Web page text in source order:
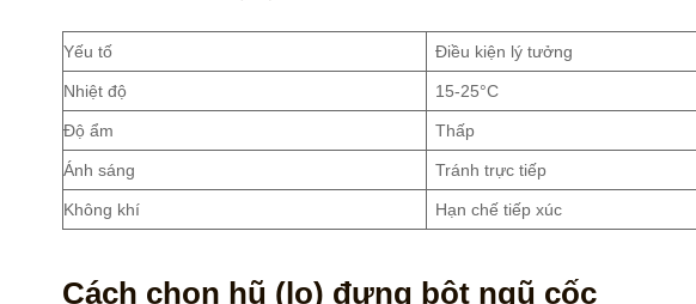
Yếu tố Điều kiện lý tưởng
Nhiệt độ 15-25°C
Độ ẩm Thấp
Ánh sáng Tránh trực tiếp
Không khí Hạn chế tiếp xúc
Cách chọn hũ (lọ) đựng bột ngũ cốc